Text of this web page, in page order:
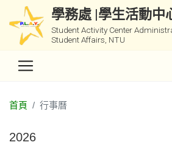
學務處 |學生活動中
Student Activity Center
Student Affairs, NTU
首頁 行事曆
2026